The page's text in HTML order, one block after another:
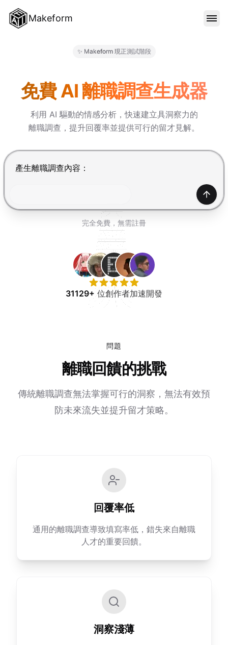
Makeform
部落格
價格
✨ Makeform 現正測試階段
免費 AI 離職調查生成器
利用 AI 驅動的情感分析，快速建立具洞察力的
離職調查，提升回覆率並提供可行的留才見解。
按 Enter 提交，Shift+Enter 換行
產生
完全免費，無需註冊
31129+ 位創作者加速開發
問題
離職回饋的挑戰
傳統離職調查無法掌握可行的洞察，無法有效預
防未來流失並提升留才策略。
回覆率低
通用的離職調查導致填寫率低，錯失來自離職
人才的重要回饋。
洞察淺薄